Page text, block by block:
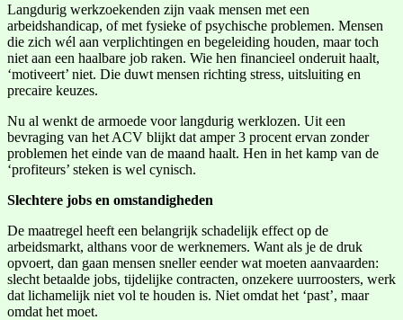
Langdurig werkzoekenden zijn vaak mensen met een
arbeidshandicap, of met fysieke of psychische problemen. Mensen
die zich wél aan verplichtingen en begeleiding houden, maar toch
niet aan een haalbare job raken. Wie hen financieel onderuit haalt,
‘motiveert’ niet. Die duwt mensen richting stress, uitsluiting en
precaire keuzes.
Nu al wenkt de armoede voor langdurig werklozen. Uit een
bevraging van het ACV blijkt dat amper 3 procent ervan zonder
problemen het einde van de maand haalt. Hen in het kamp van de
‘profiteurs’ steken is wel cynisch.
Slechtere jobs en omstandigheden
De maatregel heeft een belangrijk schadelijk effect op de
arbeidsmarkt, althans voor de werknemers. Want als je de druk
opvoert, dan gaan mensen sneller eender wat moeten aanvaarden:
slecht betaalde jobs, tijdelijke contracten, onzekere uurroosters, werk
dat lichamelijk niet vol te houden is. Niet omdat het ‘past’, maar
omdat het moet.